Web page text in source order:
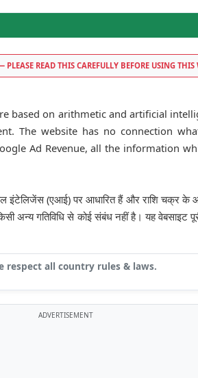
READ THIS CAREFULLY BEFORE USING THIS
on arithmetic and artificial
The website has no connection
Ad Revenue, all the information
(एआई) पर आधारित हैं और राशि चक्र के
अन्य गतिविधि से कोई संबंध नहीं है। यह वेबसाइट
respect all country rules & laws.
ADVERTISEMENT